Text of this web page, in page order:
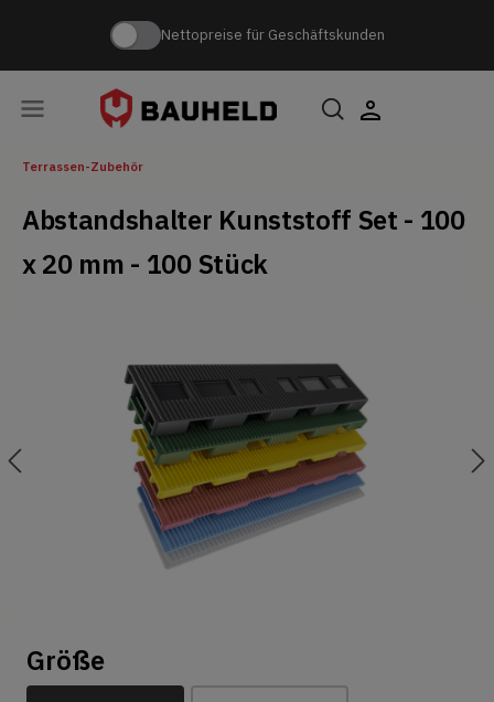
Nettopreise für Geschäftskunden
Terrassen-Zubehör
Abstandshalter Kunststoff Set - 100
x 20 mm - 100 Stück
Größe